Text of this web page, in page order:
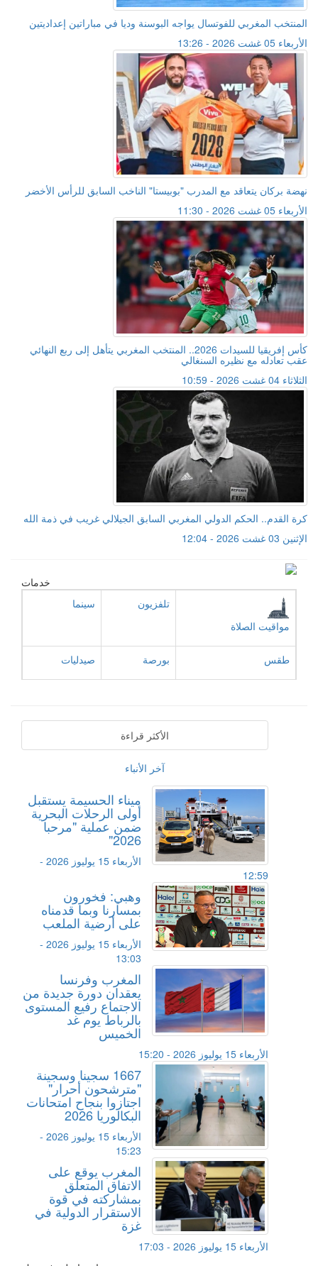
المنتخب المغربي للفوتسال يواجه البوسنة وديا في مباراتين إعداديتين
الأربعاء 05 غشت 2026 - 13:26
نهضة بركان يتعاقد مع المدرب "بوبيستا" الناخب السابق للرأس الأخضر
الأربعاء 05 غشت 2026 - 11:30
كأس إفريقيا للسيدات 2026.. المنتخب المغربي يتأهل إلى ربع النهائي
عقب تعادله مع نظيره السنغالي
الثلاثاء 04 غشت 2026 - 10:59
كرة القدم.. الحكم الدولي المغربي السابق الجيلالي غريب في ذمة الله
الإثنين 03 غشت 2026 - 12:04
خدمات
مواقيت الصلاة
تلفزيون سينما
طقس بورصة صيدليات
الأكثر قراءة
آخر الأنباء
ميناء الحسيمة يستقبل
أولى الرحلات البحرية
ضمن عملية "مرحبا
2026"
الأربعاء 15 يوليوز 2026 -
12:59
وهبي: فخورون
بمسارنا وبما قدمناه
على أرضية الملعب
الأربعاء 15 يوليوز 2026 -
13:03
المغرب وفرنسا
يعقدان دورة جديدة من
الاجتماع رفيع المستوى
بالرباط يوم غد
الخميس
الأربعاء 15 يوليوز 2026 - 15:20
1667 سجينا وسجينة
"مترشحون أحرار"
اجتازوا بنجاح امتحانات
البكالوريا 2026
الأربعاء 15 يوليوز 2026 -
15:23
المغرب يوقع على
الاتفاق المتعلق
بمشاركته في قوة
الاستقرار الدولية في
غزة
الأربعاء 15 يوليوز 2026 - 17:03